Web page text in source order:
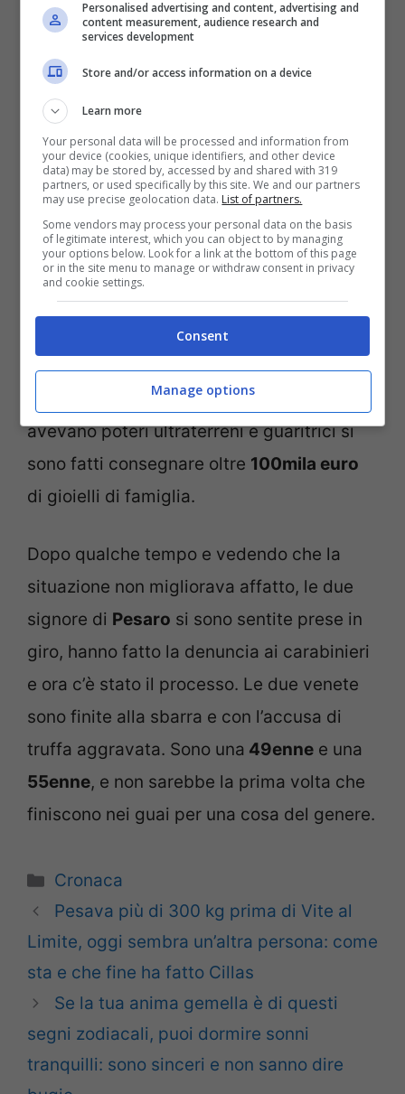
Una maga o presunta tale che prepara le carte (Facebook
L’oro, delle duesignore, che poi sono
diventate le vittime, per le maghe era
maledetto, maledette anche le collane
preziose che era erano anche dei serpenti.
Lì per lì mamma e figlia non hanno avuto
dubbi e hanno dato credito alle due
maghe. Non solo. Alla fine, dicendo che
avevano poteri ultraterreni e guaritrici si
sono fatti consegnare oltre 100mila euro
di gioielli di famiglia.
Dopo qualche tempo e vedendo che la
situazione non migliorava affatto, le due
signore di Pesaro si sono sentite prese in
giro, hanno fatto la denuncia ai carabinieri
e ora c’è stato il processo. Le due venete
sono finite alla sbarra e con l’accusa di
truffa aggravata. Sono una 49enne e una
55enne, e non sarebbe la prima volta che
finiscono nei guai per una cosa del genere.
Categorie
Cronaca
Pesava più di 300 kg prima di Vite al
Limite, oggi sembra un’altra persona: come
sta e che fine ha fatto Cillas
Se la tua anima gemella è di questi
segni zodiacali, puoi dormire sonni
tranquilli: sono sinceri e non sanno dire
Personalised advertising and content, advertising and
content measurement, audience research and
services development
Store and/or access information on a device
Learn more
Your personal data will be processed and information from
your device (cookies, unique identifiers, and other device
data) may be stored by, accessed by and shared with 319
partners, or used specifically by this site. We and our partners
may use precise geolocation data. List of partners.
Some vendors may process your personal data on the basis
of legitimate interest, which you can object to by managing
your options below. Look for a link at the bottom of this page
or in the site menu to manage or withdraw consent in privacy
and cookie settings.
Consent
Manage options